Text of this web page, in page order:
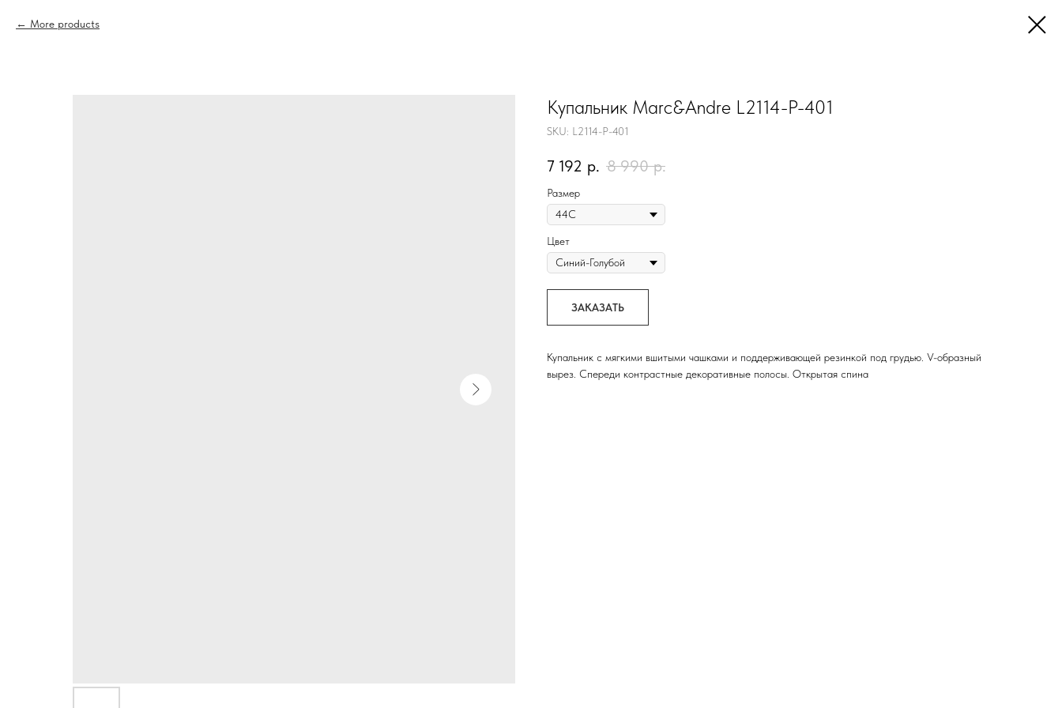
More products
Купальник Marc&Andre L2114-P-401
SKU: L2114-P-401
7 192 р. 8 990 р.
Размер
Цвет
ЗАКАЗАТЬ
Купальник с мягкими вшитыми чашками и поддерживающей резинкой под грудью. V-образный
вырез. Спереди контрастные декоративные полосы. Открытая спина